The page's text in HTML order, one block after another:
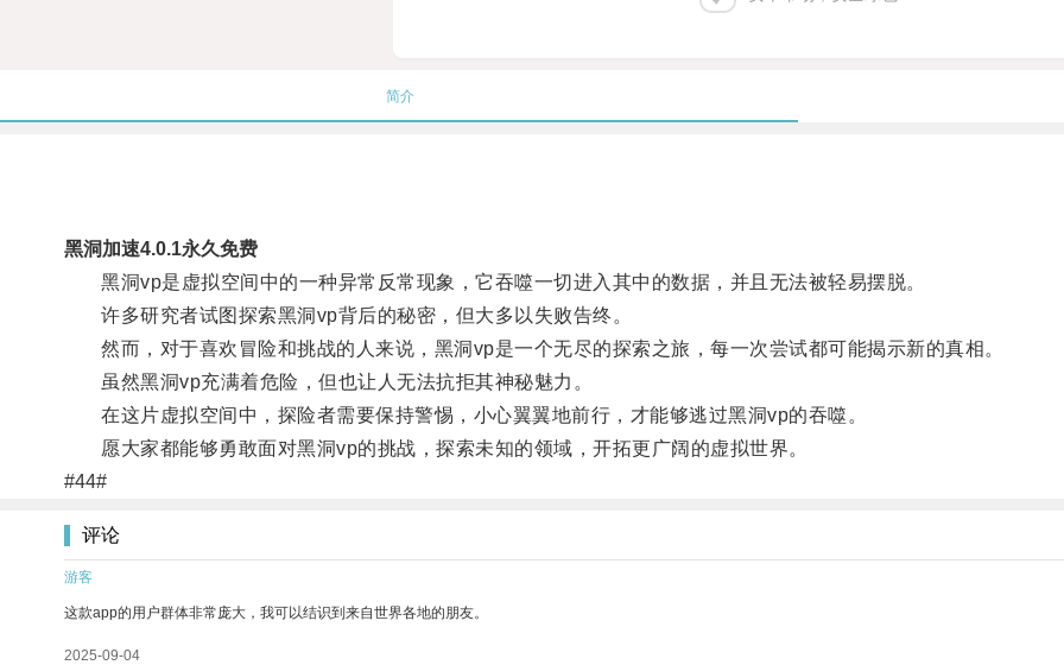
简介
黑洞加速4.0.1永久免费
黑洞vp是虚拟空间中的一种异常反常现象，它吞噬一切进入其中的数据，并且无法被轻易摆脱。
许多研究者试图探索黑洞vp背后的秘密，但大多以失败告终。
然而，对于喜欢冒险和挑战的人来说，黑洞vp是一个无尽的探索之旅，每一次尝试都可能揭示新的真相。
虽然黑洞vp充满着危险，但也让人无法抗拒其神秘魅力。
在这片虚拟空间中，探险者需要保持警惕，小心翼翼地前行，才能够逃过黑洞vp的吞噬。
愿大家都能够勇敢面对黑洞vp的挑战，探索未知的领域，开拓更广阔的虚拟世界。
#44#
评论
游客
这款app的用户群体非常庞大，我可以结识到来自世界各地的朋友。
2025-09-04